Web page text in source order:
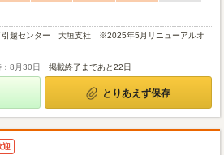
引越センター 大垣支社 ※2025年5月リニューアルオ
8月30日 掲載終了まであと22日
とりあえず保存
迎